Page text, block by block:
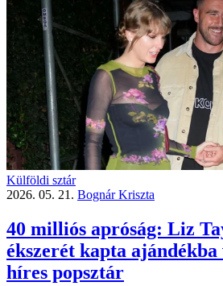
Külföldi sztár
2026. 05. 21. Bognár Kriszta
40 milliós apróság: Liz
ékszerét kapta ajándékba
híres popsztár